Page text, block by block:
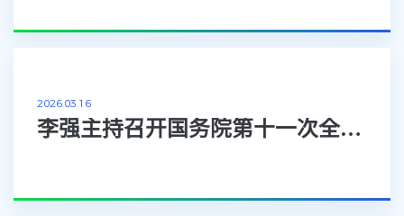
2026.03.16
李强主持召开国务院第十一次全体会议深入学习贯彻习近平总书记在全国两会期间的重...